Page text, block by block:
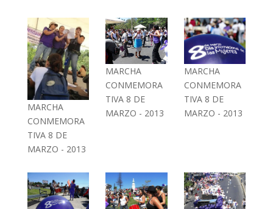
MARCHA
CONMEMORA
TIVA 8 DE
MARZO - 2013
MARCHA
CONMEMORA
TIVA 8 DE
MARZO - 2013
MARCHA
CONMEMORA
TIVA 8 DE
MARZO - 2013